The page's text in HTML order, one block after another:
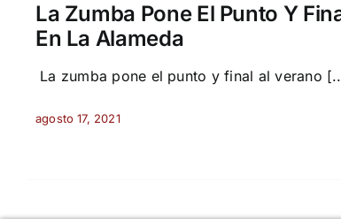
La Zumba Pone El Punto Y
En La Alameda
La zumba pone el punto y final al verano
agosto 17, 2021